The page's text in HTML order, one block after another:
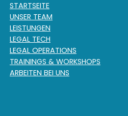
STARTSEITE
UNSER TEAM
LEISTUNGEN
LEGAL TECH
LEGAL OPERATIONS
TRAININGS & WORKSHOPS
ARBEITEN BEI UNS